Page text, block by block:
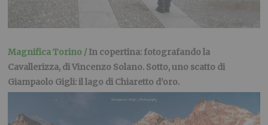
Magnifica Torino /In copertina: fotografando la
Cavallerizza, di Vincenzo Solano. Sotto, uno scatto di
Giampaolo Gigli: il lago di Chiaretto d’oro.